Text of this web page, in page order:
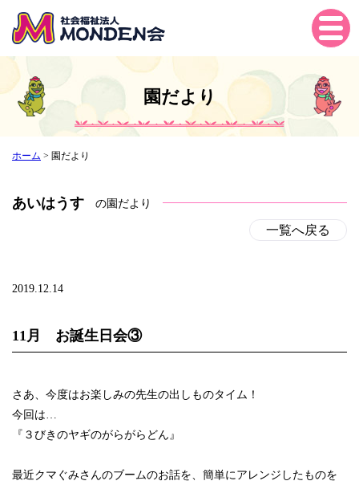
Tog
gle
gati
on
園だより
ホーム > 園だより
あいはうす の園だより
一覧へ戻る
2019.12.14
11月 お誕生日会③
さあ、今度はお楽しみの先生の出しものタイム！
今回は…
『３びきのヤギのがらがらどん』
最近クマぐみさんのブームのお話を、簡単にアレンジしたものを